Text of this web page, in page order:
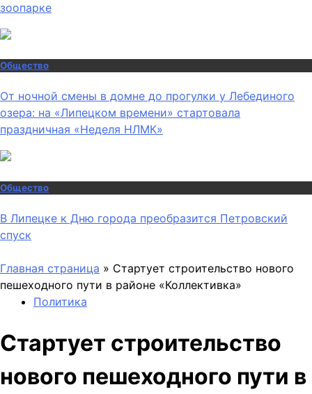
зоопарке
Общество
От ночной смены в домне до прогулки у Лебединого
озера: на «Липецком времени» стартовала
праздничная «Неделя НЛМК»
Общество
В Липецке к Дню города преобразится Петровский
спуск
Главная страница » Стартует строительство нового
пешеходного пути в районе «Коллективка»
Политика
Стартует строительство
нового пешеходного пути в